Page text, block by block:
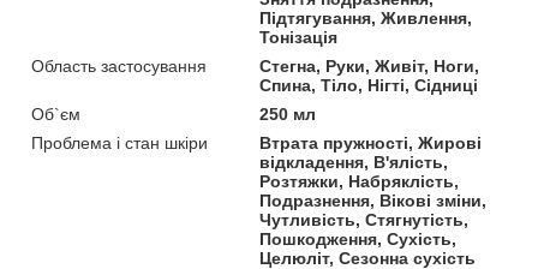
Підтягування, Живлення,
Тонізація
Область застосування
Стегна, Руки, Живіт, Ноги,
Спина, Тіло, Нігті, Сідниці
Об`єм
250 мл
Проблема і стан шкіри
Втрата пружності, Жирові
відкладення, В'ялість,
Розтяжки, Набряклість,
Подразнення, Вікові зміни,
Чутливість, Стягнутість,
Пошкодження, Сухість,
Целюліт, Сезонна сухість